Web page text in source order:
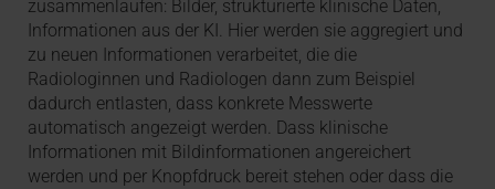
zusammenlaufen: Bilder, strukturierte klinische Daten,
Informationen aus der KI. Hier werden sie aggregiert und
zu neuen Informationen verarbeitet, die die
Radiologinnen und Radiologen dann zum Beispiel
dadurch entlasten, dass konkrete Messwerte
automatisch angezeigt werden. Dass klinische
Informationen mit Bildinformationen angereichert
werden und per Knopfdruck bereit stehen oder dass die